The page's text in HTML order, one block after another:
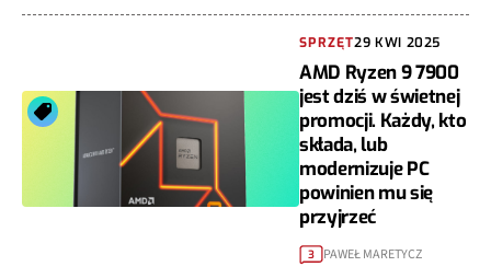
SPRZĘT29 KWI 2025
AMD Ryzen 9 7900
jest dziś w świetnej
promocji. Każdy, kto
składa, lub
modernizuje PC
powinien mu się
przyjrzeć
3 PAWEŁ MARETYCZ